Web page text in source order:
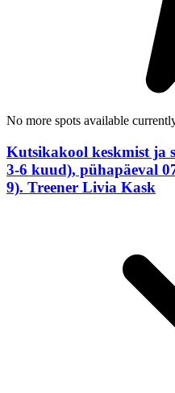
No more spots available
Kutsikakool keskmist ja
3-6 kuud), pühapäeval
9). Treener Livia Kask